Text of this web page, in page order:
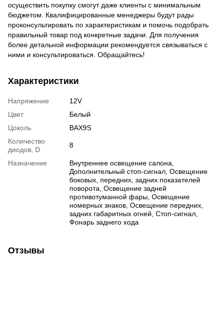
осуществить покупку смогут даже клиенты с минимальным
бюджетом. Квалифицированные менеджеры будут рады
проконсультировать по характеристикам и помочь подобрать
правильный товар под конкретные задачи. Для получения
более детальной информации рекомендуется связываться с
ними и консультироваться. Обращайтесь!
Характеристики
Напряжение
12V
Цвет
Белый
Цоколь
BAX9S
Количество
диодов, D
8
Назначение
Внутреннее освещение салона,
Дополнительный стоп-сигнал, Освещение
боковых, передних, задних показателей
поворота, Освещение задней
противотуманной фары, Освещение
номерных знаков, Освещение передних,
задних габаритных огней, Стоп-сигнал,
Фонарь заднего хода
Отзывы